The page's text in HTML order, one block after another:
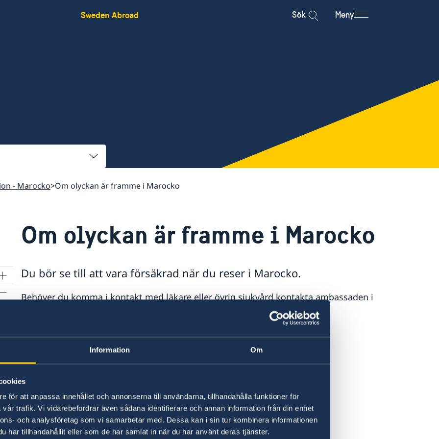
Information Om
för att anpassa innehållet och annonserna till användarna, tillhandahålla funktioner för
trafik. Vi vidarebefordrar även sådana identifierare och annan information från din enhet
och analysföretag som vi samarbetar med. Dessa kan i sin tur kombinera informationen
har tillhandahållit eller som de har samlat in när du har använt deras tjänster.
Sweden Abroad Sök Meny
- Marocko Om olyckan är framme i Marocko
Om olyckan är framme i Marocko
Du bör se till att vara försäkrad när du reser i Marocko.
Behöver du komma i kontakt med läkare eller övrig sjukvård kontakta ambassaden i
Telefonnummer ambulans: 150
Telefonnummer brandkår: 115
Poliskontor finns i de flesta kvarter i de större städerna.
För att komma i kontakt med polisen ring: 119